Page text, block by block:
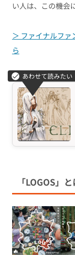
い人は、この機会
＞ ファイナルファ
ら
「LOGOS」